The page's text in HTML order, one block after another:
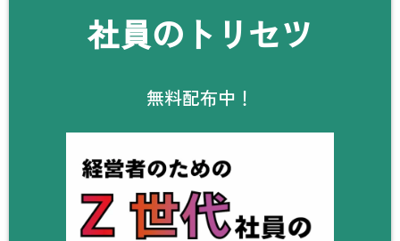
社員のトリセツ
無料配布中！